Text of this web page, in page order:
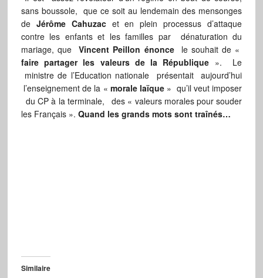
sans boussole, que ce soit au lendemain des mensonges
de Jérôme Cahuzacet en plein processus d’attaque
contre les enfants et les familles par dénaturation du
mariage, queVincent Peillon énonce
le souhait de «
faire partager les valeurs de la République ». Le
ministre de l’Education nationale présentait aujourd’hui
l’enseignement de la « morale laïque » qu’il veut imposer
du CP à la terminale, des « valeurs morales pour souder
les Français ». Quand les grands mots sont traînés…
Similaire